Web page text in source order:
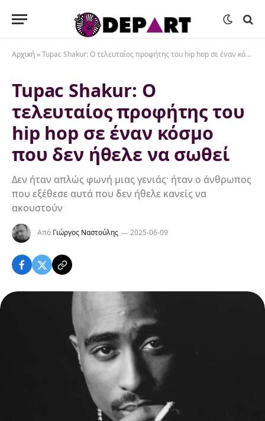
Αρχική »Tupac Shakur: O τελευταίος προφήτης του hip hop σε έναν κόσμο που δεν ήθελε να σωθεί
Tupac Shakur: O
τελευταίος προφήτης του
hip hop σε έναν κόσμο
που δεν ήθελε να σωθεί
Δεν ήταν απλώς φωνή μιας γενιάς· ήταν ο άνθρωπος
που εξέθεσε αυτά που δεν ήθελε κανείς να
ακουστούν
Από Γιώργος Ναστούλης 2025-06-09